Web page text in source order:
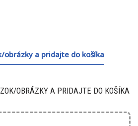
obrázky a pridajte do košíka
OBRÁZKY A PRIDAJTE DO KOŠÍKA